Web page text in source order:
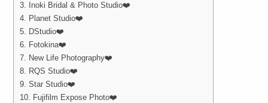
3. Inoki Bridal & Photo Studio❤️
4. Planet Studio❤️
5. DStudio❤️
6. Fotokina❤️
7. New Life Photography❤️
8. RQS Studio❤️
9. Star Studio❤️
10. Fujifilm Expose Photo❤️